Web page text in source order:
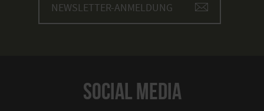
NEWSLETTER-ANMELDUNG
SOCIAL MEDIA